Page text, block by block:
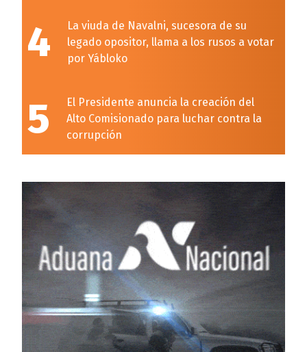
4
La viuda de Navalni, sucesora de su
legado opositor, llama a los rusos a votar
por Yábloko
5
El Presidente anuncia la creación del
Alto Comisionado para luchar contra la
corrupción